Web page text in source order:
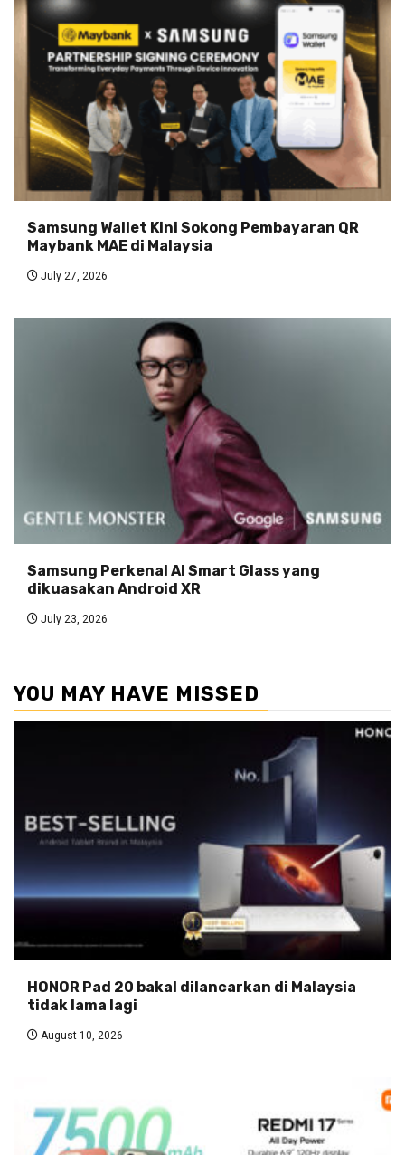
Samsung Wallet Kini Sokong Pembayaran QR
Maybank MAE di Malaysia
July 27, 2026
Samsung Perkenal AI Smart Glass yang
dikuasakan Android XR
July 23, 2026
YOU MAY HAVE MISSED
HONOR Pad 20 bakal dilancarkan di Malaysia
tidak lama lagi
August 10, 2026